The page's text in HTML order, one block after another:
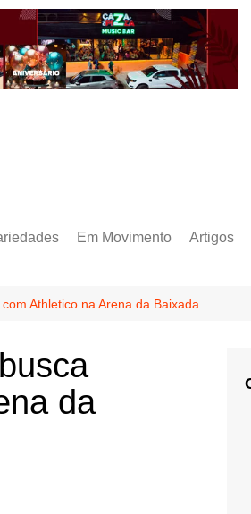
Em Movimento Artigos
Athletico na Arena da Baixada
da